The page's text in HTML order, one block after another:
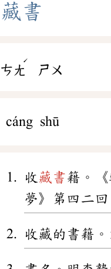
藏書
ㄘㄤ
ˊ
ㄕㄨ
cáng shū
收 藏書籍。
夢》第四二
收藏的書籍